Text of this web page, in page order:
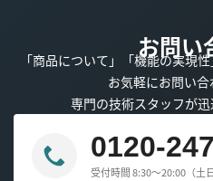
お問い
「商品について」「機能の実現
お気軽にお問い合
専門の技術スタッフが迅
0120-
受付時間 8:30～20:00（土